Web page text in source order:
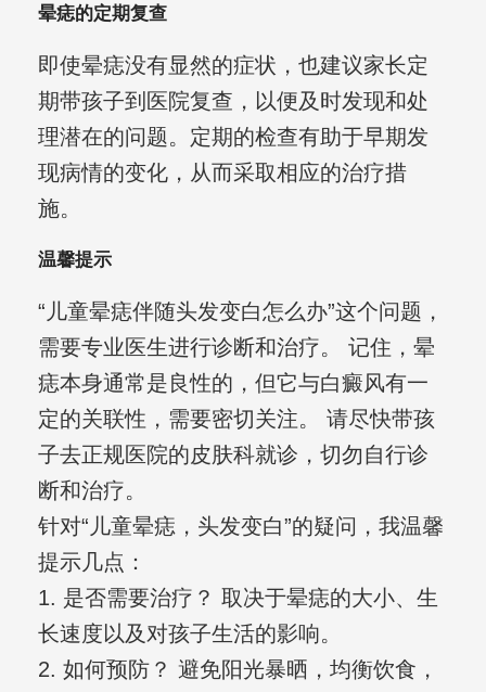
晕痣的定期复查
即使晕痣没有显然的症状，也建议家长定
期带孩子到医院复查，以便及时发现和处
理潜在的问题。定期的检查有助于早期发
现病情的变化，从而采取相应的治疗措
施。
温馨提示
“儿童晕痣伴随头发变白怎么办”这个问题，
需要专业医生进行诊断和治疗。 记住，晕
痣本身通常是良性的，但它与白癜风有一
定的关联性，需要密切关注。 请尽快带孩
子去正规医院的皮肤科就诊，切勿自行诊
断和治疗。
针对“儿童晕痣，头发变白”的疑问，我温馨
提示几点：
1. 是否需要治疗？ 取决于晕痣的大小、生
长速度以及对孩子生活的影响。
2. 如何预防？ 避免阳光暴晒，均衡饮食，